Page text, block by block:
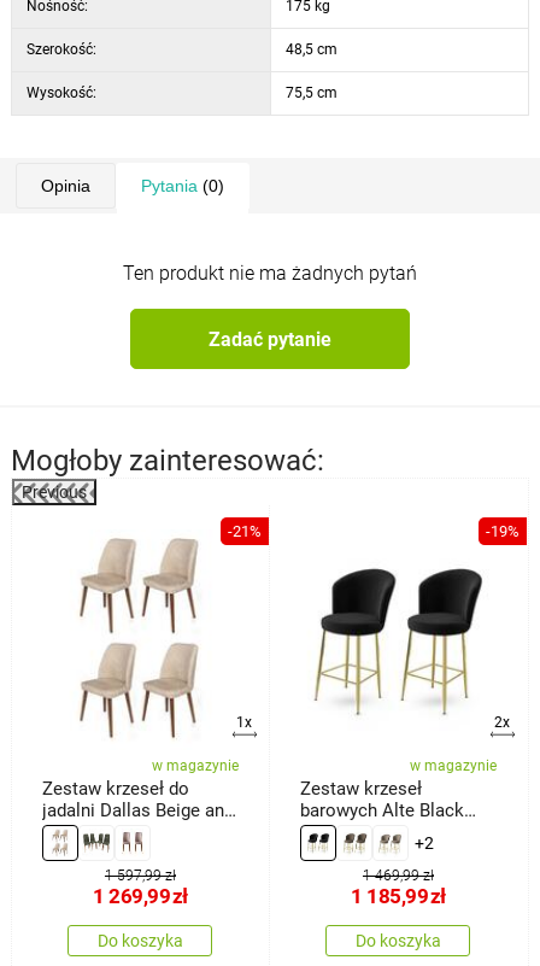
Nośność: 175 kg
Szerokość: 48,5 cm
Wysokość: 75,5 cm
Opinia Pytania (0)
Ten produkt nie ma żadnych pytań
Zadać pytanie
Mogłoby zainteresować:
Previous
-21%
1x
w magazynie
Zestaw krzeseł do
jadalni Dallas Beige and
Brown, 4 szt.
1 597,99 zł
1 269,99zł
Do koszyka
-19%
2x
w magazynie
Zestaw krzeseł
barowych Alte Black
and Gold, 2 szt.+2
1 469,99 zł
1 185,99zł
Do koszyka